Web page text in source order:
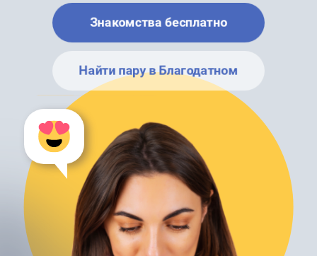
Знакомства бесплатно
Найти пару в Благодатном